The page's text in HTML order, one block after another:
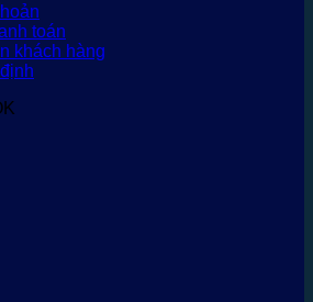
toán
khách hàng